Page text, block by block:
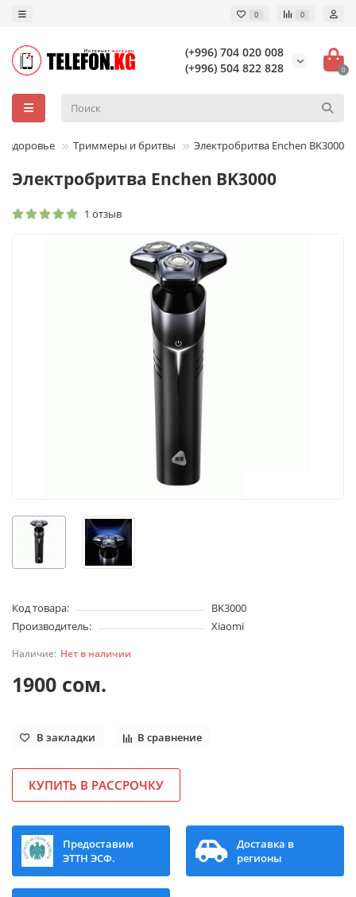
0 0
(+996) 704 020 008
(+996) 504 822 828
0
здоровье Триммеры и бритвы Электробритва Enchen BK3000
Электробритва Enchen BK3000
1 отзыв
Код товара:
BK3000
Производитель:
Xiaomi
Нет в наличии
1900 сом.
В закладки В сравнение
КУПИТЬ В РАССРОЧКУ
Предоставим
ЭТТН ЭСФ.
Доставка в
регионы